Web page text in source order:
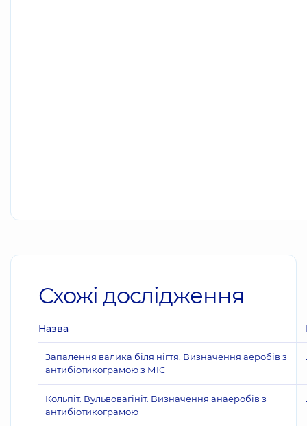
Схожі дослідження
Назва
Запалення валика біля нігтя. Визначення аеробів з
антибіотикограмою з МІС
Кольпіт. Вульвовагініт. Визначення анаеробів з
антибіотикограмою